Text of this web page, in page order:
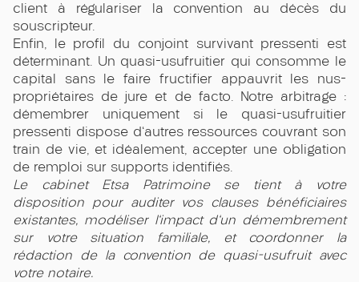
client à régulariser la convention au décès du
souscripteur.
Enfin, le profil du conjoint survivant pressenti est
déterminant. Un quasi-usufruitier qui consomme le
capital sans le faire fructifier appauvrit les nus-
propriétaires de jure et de facto. Notre arbitrage :
démembrer uniquement si le quasi-usufruitier
pressenti dispose d'autres ressources couvrant son
train de vie, et idéalement, accepter une obligation
de remploi sur supports identifiés.
Le cabinet Etsa Patrimoine se tient à votre
disposition pour auditer vos clauses bénéficiaires
existantes, modéliser l'impact d'un démembrement
sur votre situation familiale, et coordonner la
rédaction de la convention de quasi-usufruit avec
votre notaire.